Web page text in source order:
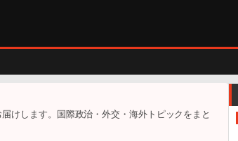
けします。国際政治・外交・海外トピックをまと